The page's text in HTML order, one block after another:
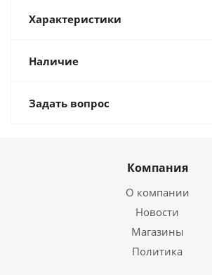
Характеристики
Наличие
Задать вопрос
Компания
О компании
Новости
Магазины
Политика